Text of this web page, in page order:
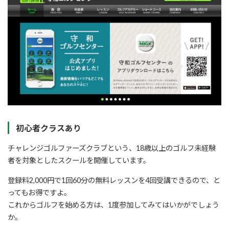
初心者クラスあり
チャレンジゴルファーズクラブという、18歳以上のゴルフ未経験
者を対象としたスクールを開催しています。
登録料2,000円で1回60分の無料レッスンを4回受講できるので、と
ってもお得ですよ。
これからゴルフを始める方は、1度参加してみてはいかがでしょう
か。